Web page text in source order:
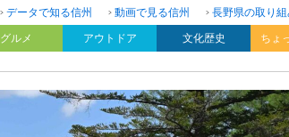
データで知る信州 動画で見る信州 長野県の取り
グルメ アウトドア 文化歴史 ちょ